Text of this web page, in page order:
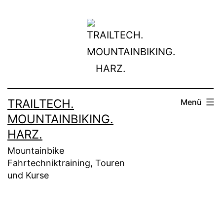
TRAILTECH.
MOUNTAINBIKING.
HARZ.
Mountainbike
Fahrtechniktraining, Touren
und Kurse
Menü